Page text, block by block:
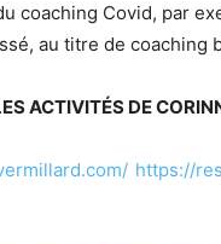
coaching Covid, par
au titre de coaching
ACTIVITÉS DE
https://